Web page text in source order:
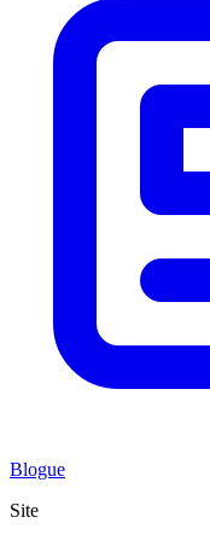
Blogue
Site